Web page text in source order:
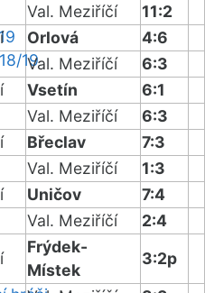
19
Val. Meziříčí
11:2
Orlová
4:6
Val. Meziříčí
6:3
Vsetín
6:1
Val. Meziříčí
6:3
Břeclav
7:3
Val. Meziříčí
1:3
Uničov
7:4
Val. Meziříčí
2:4
Frýdek-
Místek
3:2p